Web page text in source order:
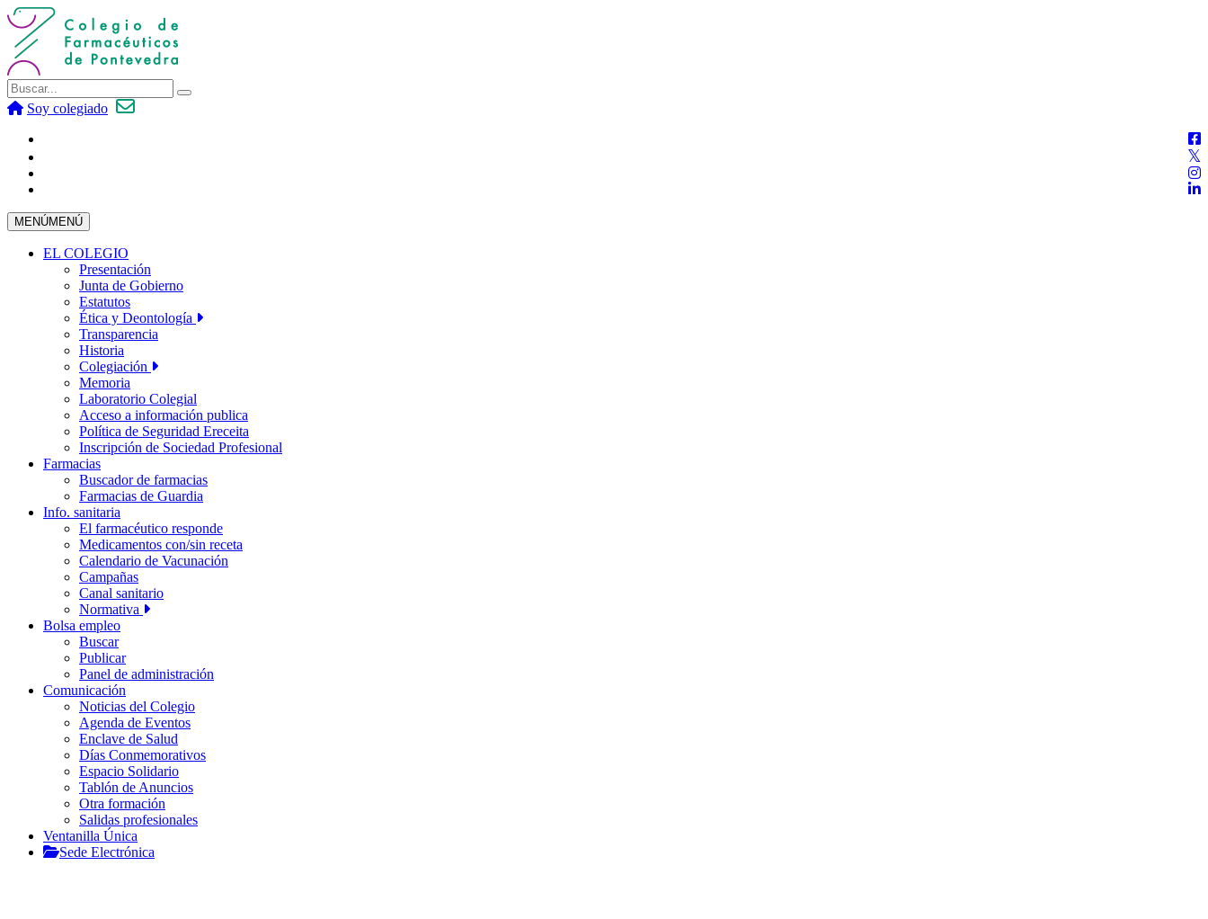
Soy colegiado
MENÚMENÚ
EL COLEGIO
Presentación
Junta de Gobierno
Estatutos
Ética y Deontología
Transparencia
Historia
Colegiación
Memoria
Laboratorio Colegial
Acceso a información publica
Política de Seguridad Ereceita
Inscripción de Sociedad Profesional
Farmacias
Buscador de farmacias
Farmacias de Guardia
Info. sanitaria
El farmacéutico responde
Medicamentos con/sin receta
Calendario de Vacunación
Campañas
Canal sanitario
Normativa
Bolsa empleo
Buscar
Publicar
Panel de administración
Comunicación
Noticias del Colegio
Agenda de Eventos
Enclave de Salud
Días Conmemorativos
Espacio Solidario
Tablón de Anuncios
Otra formación
Salidas profesionales
Ventanilla Única
Sede Electrónica